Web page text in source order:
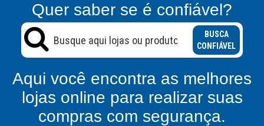
Quer saber se é confiável?
BUSCA
CONFIÁVEL
Aqui você encontra as melhores
lojas online para realizar suas
compras com segurança.